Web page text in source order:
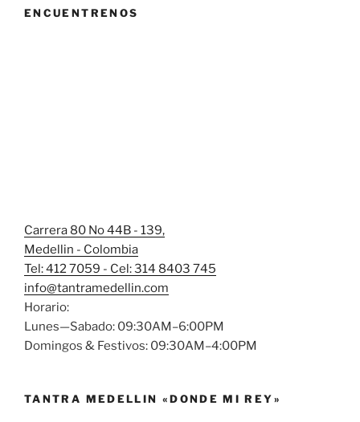
ENCUENTRENOS
Carrera 80 No 44B - 139,
Medellin - Colombia
Tel: 412 7059 - Cel: 314 8403 745
info@tantramedellin.com
Horario:
Lunes—Sabado: 09:30AM–6:00PM
Domingos & Festivos: 09:30AM–4:00PM
TANTRA MEDELLIN «DONDE MI REY»